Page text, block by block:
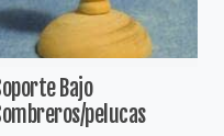
Bajo
pelucas